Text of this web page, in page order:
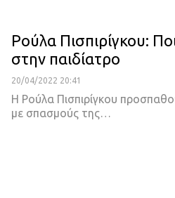
Ρούλα Πισπιρίγκου:
στην παιδίατρο
20/04/2022 20:41
Η Ρούλα Πισπιρίγκου
με σπασμούς της…